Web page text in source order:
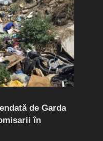
de Garda
în